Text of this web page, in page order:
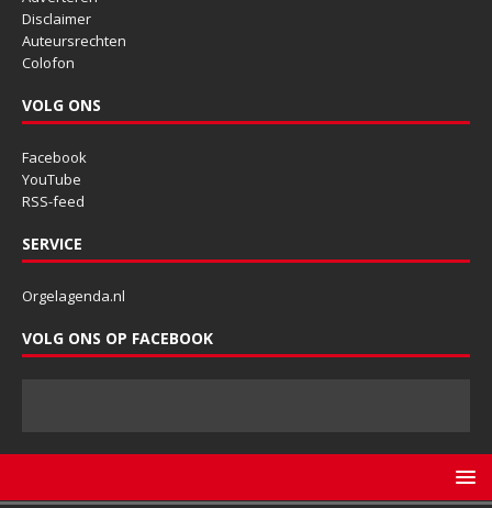
Disclaimer
Auteursrechten
Colofon
VOLG ONS
Facebook
YouTube
RSS-feed
SERVICE
Orgelagenda.nl
VOLG ONS OP FACEBOOK